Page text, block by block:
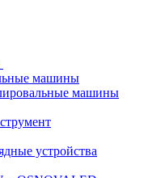
машины
машины
устройства